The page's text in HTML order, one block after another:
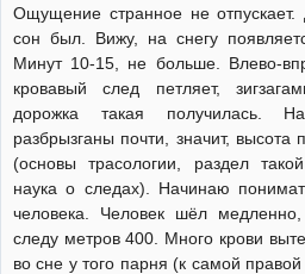
Ощущение странное не
сон был. Вижу, на снегу
Минут 10-15, не больше. Влево-
кровавый след петляет,
дорожка такая получилась.
разбрызганы почти, значит,
(основы трасологии, раздел
наука о следах). Начинаю
человека. Человек шёл
следу метров 400. Много крови
во сне у того парня (к самой